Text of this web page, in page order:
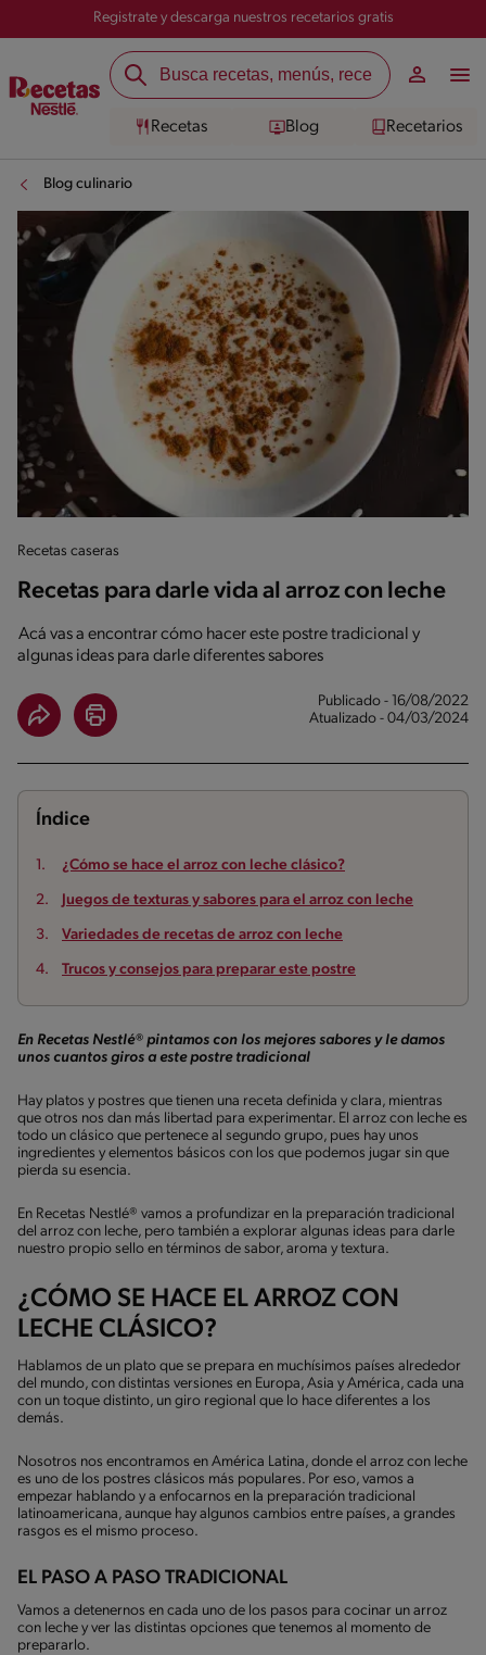
Registrate y descarga nuestros recetarios gratis
Recetas Blog Recetarios
Blog culinario
Recetas caseras
Recetas para darle vida al arroz con leche
Acá vas a encontrar cómo hacer este postre tradicional y
algunas ideas para darle diferentes sabores
Publicado - 16/08/2022
Atualizado - 04/03/2024
Índice
¿Cómo se hace el arroz con leche clásico?
Juegos de texturas y sabores para el arroz con leche
Variedades de recetas de arroz con leche
Trucos y consejos para preparar este postre
En Recetas Nestlé® pintamos con los mejores sabores y le damos
unos cuantos giros a este postre tradicional
Hay platos y postres que tienen una receta definida y clara, mientras
que otros nos dan más libertad para experimentar. El arroz con leche es
todo un clásico que pertenece al segundo grupo, pues hay unos
ingredientes y elementos básicos con los que podemos jugar sin que
pierda su esencia.
En Recetas Nestlé® vamos a profundizar en la preparación tradicional
del arroz con leche, pero también a explorar algunas ideas para darle
nuestro propio sello en términos de sabor, aroma y textura.
¿CÓMO SE HACE EL ARROZ CON
LECHE CLÁSICO?
Hablamos de un plato que se prepara en muchísimos países alrededor
del mundo, con distintas versiones en Europa, Asia y América, cada una
con un toque distinto, un giro regional que lo hace diferentes a los
demás.
Nosotros nos encontramos en América Latina, donde el arroz con leche
es uno de los postres clásicos más populares. Por eso, vamos a
empezar hablando y a enfocarnos en la preparación tradicional
latinoamericana, aunque hay algunos cambios entre países, a grandes
rasgos es el mismo proceso.
EL PASO A PASO TRADICIONAL
Vamos a detenernos en cada uno de los pasos para cocinar un arroz
con leche y ver las distintas opciones que tenemos al momento de
prepararlo.